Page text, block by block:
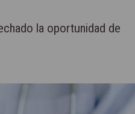
la oportunidad de